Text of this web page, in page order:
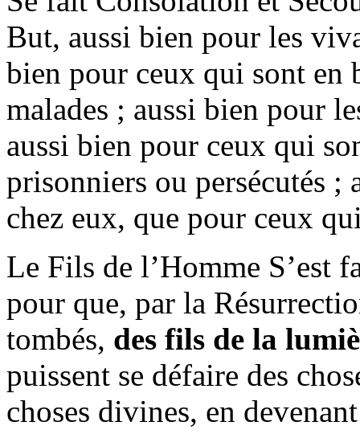
But, aussi bien pour les
bien pour ceux qui sont en
malades ; aussi bien pour
aussi bien pour ceux qui
prisonniers ou persécutés
chez eux, que pour ceux
Le Fils de l’Homme S’est
pour que, par la
tombés, des fils de la
puissent se défaire des
choses divines, en